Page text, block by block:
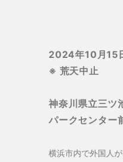
2024年10月
※ 荒天中止
神奈川県立三ツ
パークセンター
横浜市内で外国人